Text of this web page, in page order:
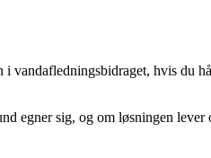
hvis du
egner sig, og om løsningen